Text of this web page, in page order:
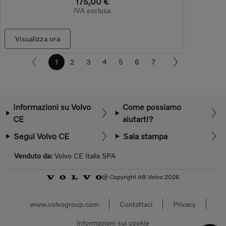
IVA esclusa
Visualizza ora
1 2 3 4 5 6 7
Informazioni su Volvo
CE
Come possiamo
aiutarti?
Segui Volvo CE
Sala stampa
Venduto da: Volvo CE Italia SPA
@ Copyright AB Volvo 2026
www.volvogroup.com Contattaci Privacy
Informazioni sui cookie